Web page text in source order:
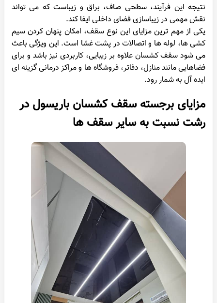
نتیجه این فرآیند، سطحی صاف، براق و زیباست که می تواند
نقش مهمی در زیباسازی فضای داخلی ایفا کند.
یکی از مهم ترین مزایای این نوع سقف، امکان پنهان کردن سیم
کشی ها، لوله ها و اتصالات در پشت غشا است. این ویژگی باعث
می شود سقف کشسان علاوه بر زیبایی، کاربردی نیز باشد و برای
فضاهایی مانند منازل، دفاتر، فروشگاه ها و مراکز درمانی گزینه ای
ایده آل به شمار رود.
مزایای برجسته سقف کشسان باریسول در
رشت نسبت به سایر سقف ها